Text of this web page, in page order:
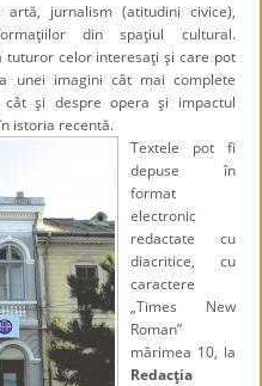
jurnalism (atitudini civice),
din spaţiul cultural.
tuturor celor interesaţi şi care pot
unei imagini cât mai complete
cât şi despre opera şi impactul
istoria recentă.
Textele pot fi
depuse în
format
electronic
redactate cu
diacritice, cu
caractere
„Times New
Roman”
mărimea 10, la
Redacţia